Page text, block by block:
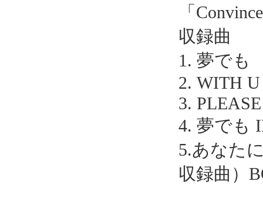
「
収録曲
1. 夢でも
2. WITH U
3.
4. 夢でも
5.あなた
収録曲）